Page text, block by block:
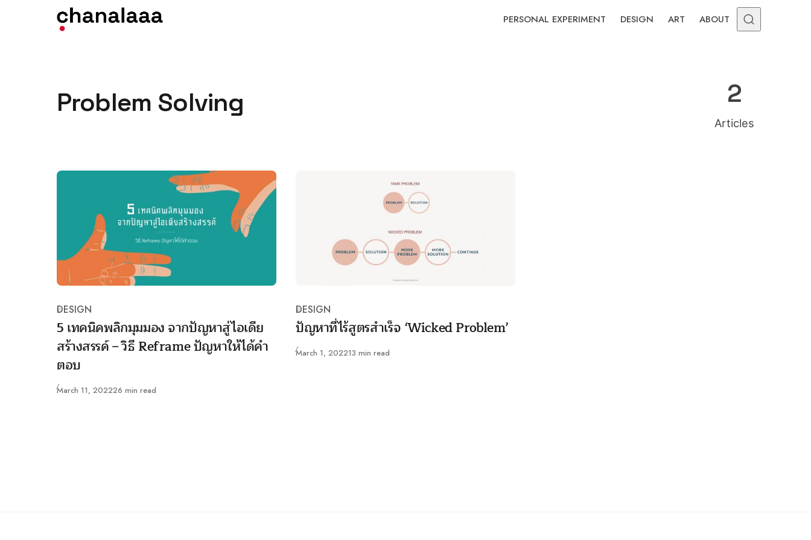
Skip to content
PERSONAL EXPERIMENT
DESIGN ART ABOUT
Problem Solving 2
Articles
Category
DESIGN
5 เทคนิคพลิกมุมมอง จากปัญหาสู่ไอเดีย
สร้างสรรค์ – วิธี Reframe ปัญหาให้ได้คำ
ตอบ
Published
March 11, 202226 min read
Category
DESIGN
ปัญหาที่ไร้สูตรสำเร็จ ‘Wicked Problem’
Published
March 1, 202213 min read